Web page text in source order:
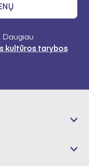
Daugiau
kultūros tarybos